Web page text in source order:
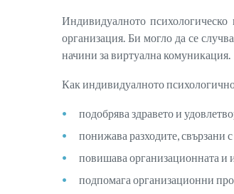
Индивидуалното
организация. Би могло да се
начини за виртуална комуникация.
Как индивидуалното
подобрява здравето и
понижава разходите, свързани
повишава организационната и
подпомага организационни